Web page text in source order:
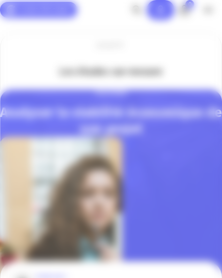
0
Les études sur-mesure
SOLUTIONS
Analyser la viabilité économique de
son projet
Panneau de gestion des cookies